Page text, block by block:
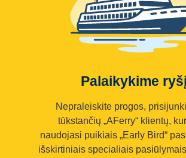
Palaikykime ryšį
Nepraleiskite progos,
tūkstančių „AFerry“ klientų,
naudojasi puikiais „Early Bird“
išskirtiniais specialiais